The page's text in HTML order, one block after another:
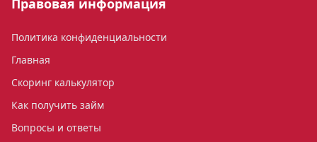
Правовая информация
Политика конфиденциальности
Главная
Скоринг калькулятор
Как получить займ
Вопросы и ответы